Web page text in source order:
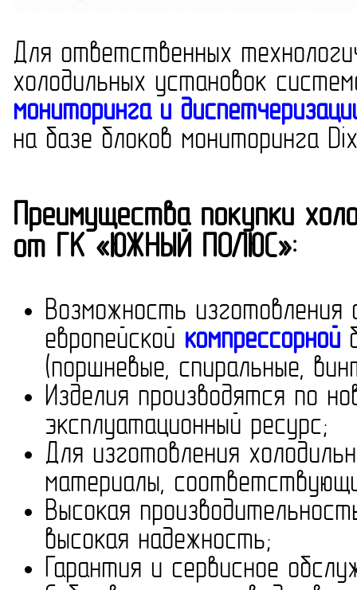
Для ответственных
холодильных установок
мониторинга и
на базе блоков мониторинга
Преимущества покупки
от ГК «ЮЖНЫЙ ПОЛЮС»:
Возможность
европейской компрессорной
(поршневые, спиральные,
Изделия производятся по
эксплуатационный ресурс;
Для изготовления
материалы,
Высокая
высокая надежность;
Гарантия и сервисное